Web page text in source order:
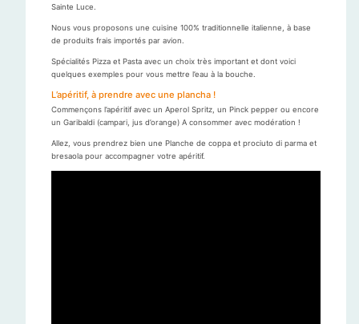
Sainte Luce.
Nous vous proposons une cuisine 100% traditionnelle italienne, à base
de produits frais importés par avion.
Spécialités Pizza et Pasta avec un choix très important et dont voici
quelques exemples pour vous mettre l’eau à la bouche.
L’apéritif, à prendre avec une plancha !
Commençons l’apéritif avec un Aperol Spritz, un Pinck pepper ou encore
un Garibaldi (campari, jus d’orange) A consommer avec modération !
Allez, vous prendrez bien une Planche de coppa et prociuto di parma et
bresaola pour accompagner votre apéritif.